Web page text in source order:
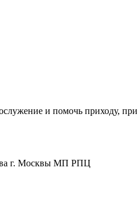
и помочь приходу,
г. Москвы МП РПЦ